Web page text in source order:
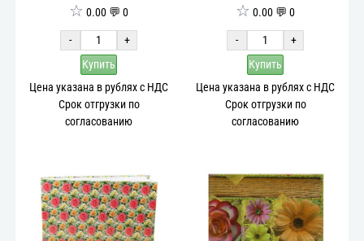
☆ 0.00 💬 0
-
+
Купить
Цена указана в рублях с НДС
Срок отгрузки по
согласованию
☆ 0.00 💬 0
-
+
Купить
Цена указана в рублях с НДС
Срок отгрузки по
согласованию